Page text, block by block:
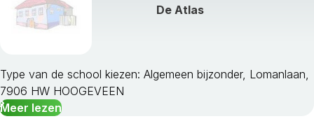
De Atlas
Type van de school kiezen: Algemeen bijzonder, Lomanlaan,
7906 HW HOOGEVEEN
Meer lezen